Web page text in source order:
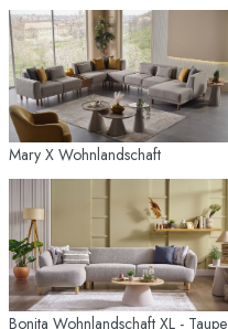
Mary X Wohnlandschaft
Bonita Wohnlandschaft XL - Taupe